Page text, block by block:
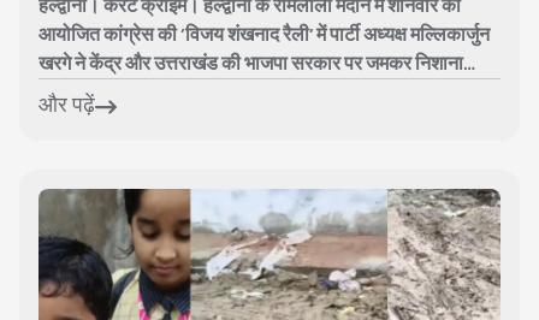
हल्द्वानी। करंट क्राइम। हल्द्वानी के रामलीला मैदान में शनिवार को
आयोजित कांग्रेस की ‘विजय शंखनाद रैली’ में पार्टी अध्यक्ष मल्लिकार्जुन
खरगे ने केंद्र और उत्तराखंड की भाजपा सरकार पर जमकर निशाना
साधा। क...
और पढ़ें